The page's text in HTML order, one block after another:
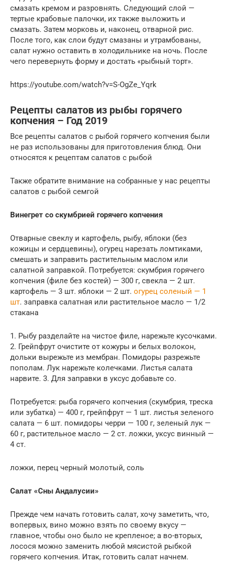
смазать кремом и разровнять. Следующий слой —
тертые крабовые палочки, их также выложить и
смазать. Затем морковь и, наконец, отварной рис.
После того, как слои будут смазаны и утрамбованы,
салат нужно оставить в холодильнике на ночь. После
чего перевернуть форму и достать «рыбный торт».
https://youtube.com/watch?v=S-OgZe_Yqrk
Рецепты салатов из рыбы горячего
копчения – Год 2019
Все рецепты салатов с рыбой горячего копчения были
не раз использованы для приготовления блюд. Они
относятся к рецептам салатов с рыбой
Также обратите внимание на собранные у нас рецепты
салатов с рыбой семгой
Винегрет со скумбрией горячего копчения
Отварные свеклу и картофель, рыбу, яблоки (без
кожицы и сердцевины), огурец нарезать ломтиками,
смешать и заправить растительным маслом или
салатной заправкой. Потребуется: скумбрия горячего
копчения (филе без костей) — 300 г, свекла — 2 шт.
картофель — 3 шт. яблоки — 2 шт. огурец соленый — 1
шт. заправка салатная или растительное масло — 1/2
стакана
1. Рыбу разделайте на чистое филе, нарежьте кусочками.
2. Грейпфрут очистите от кожуры и белых волокон,
дольки вырежьте из мембран. Помидоры разрежьте
пополам. Лук нарежьте колечками. Листья салата
нарвите. 3. Для заправки в уксус добавьте со.
Потребуется: рыба горячего копчения (скумбрия, треска
или зубатка) — 400 г, грейпфрут — 1 шт. листья зеленого
салата — 6 шт. помидоры черри — 100 г, зеленый лук —
60 г, растительное масло — 2 ст. ложки, уксус винный —
4 ст.
ложки, перец черный молотый, соль
Салат «Сны Андалусии»
Прежде чем начать готовить салат, хочу заметить, что,
вопервых, вино можно взять по своему вкусу —
главное, чтобы оно было не крепленое; а во-вторых,
лосося можно заменить любой мясистой рыбкой
горячего копчения. Итак, готовить салат начнем.